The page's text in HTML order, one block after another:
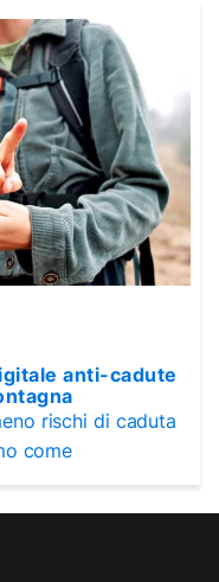
anti-cadute
rischi di caduta
come